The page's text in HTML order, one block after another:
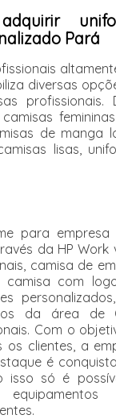
Pará
diversas
profissionais.
de manga
lisas,
para empresa
da HP Work
camisa de
camisa com
da área de
Com o
clientes, a
é
isso só é
equipamentos